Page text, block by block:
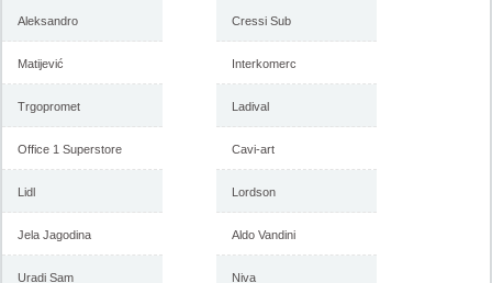
-istekla akcija-
februar 2018
Aleksandro
Matijević
Trgopromet
Office 1 Superstore
Lidl
Jela Jagodina
Uradi Sam
Cressi Sub
Interkomerc
Ladival
Cavi-art
Lordson
Aldo Vandini
Niva